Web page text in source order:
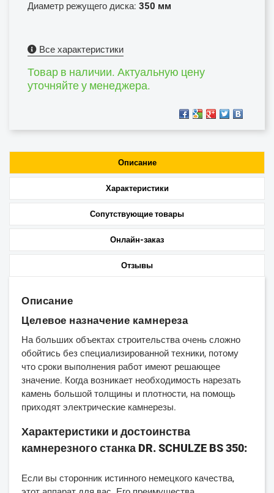
Диаметр режущего диска: 350 мм
Все характеристики
Товар в наличии. Актуальную цену
уточняйте у менеджера.
Описание
Характеристики
Сопутствующие товары
Онлайн-заказ
Отзывы
Описание
Целевое назначение камнереза
На больших объектах строительства очень сложно
обойтись без специализированной техники, потому
что сроки выполнения работ имеют решающее
значение. Когда возникает необходимость нарезать
камень большой толщины и плотности, на помощь
приходят электрические камнерезы.
Характеристики и достоинства
камнерезного станка DR. SCHULZE BS 350:
Если вы сторонник истинного немецкого качества,